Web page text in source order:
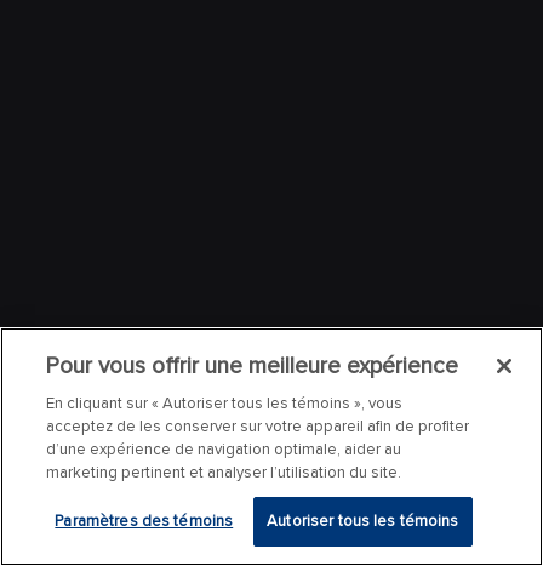
Pour vous offrir une meilleure expérience
En cliquant sur « Autoriser tous les témoins », vous
acceptez de les conserver sur votre appareil afin de profiter
d’une expérience de navigation optimale, aider au
marketing pertinent et analyser l’utilisation du site.
Paramètres des témoins Autoriser tous les témoins